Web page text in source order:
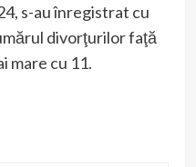
s-au înregistrat cu
divorţurilor faţă
mare cu 11.